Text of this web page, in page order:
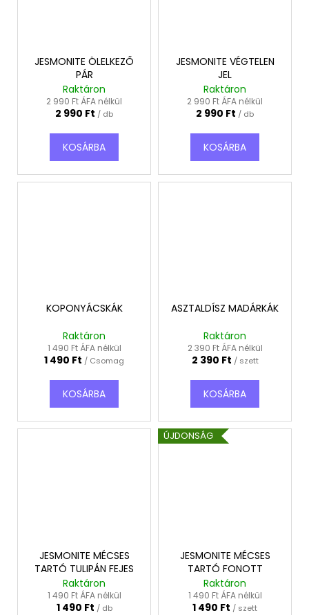
JESMONITE ÖLELKEZŐ
PÁR
Raktáron
2 990 Ft ÁFA nélkül
2 990 Ft / db
KOSÁRBA
JESMONITE VÉGTELEN
JEL
Raktáron
2 990 Ft ÁFA nélkül
2 990 Ft / db
KOSÁRBA
KOPONYÁCSKÁK
Raktáron
1 490 Ft ÁFA nélkül
1 490 Ft / Csomag
KOSÁRBA
ASZTALDÍSZ MADÁRKÁK
Raktáron
2 390 Ft ÁFA nélkül
2 390 Ft / szett
KOSÁRBA
JESMONITE MÉCSES
TARTÓ TULIPÁN FEJES
Raktáron
1 490 Ft ÁFA nélkül
1 490 Ft / db
ÚJDONSÁG
JESMONITE MÉCSES
TARTÓ FONOTT
Raktáron
1 490 Ft ÁFA nélkül
1 490 Ft / szett